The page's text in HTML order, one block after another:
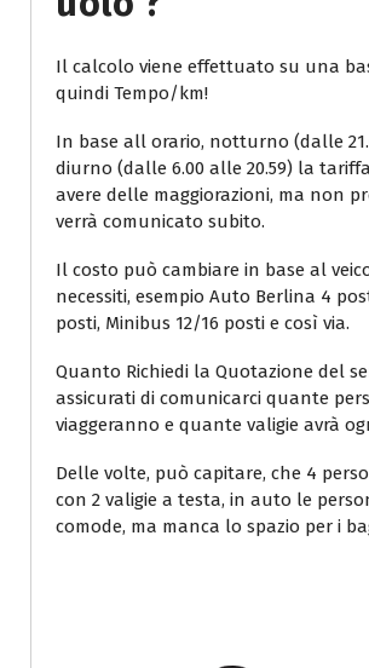
Il calcolo viene effettuato su una
quindi Tempo/km!
In base all orario, notturno (dalle
diurno (dalle 6.00 alle 20.59) la
avere delle maggiorazioni, ma non
verrà comunicato subito.
Il costo può cambiare in base al
necessiti, esempio Auto Berlina 4
posti, Minibus 12/16 posti e così via.
Quanto Richiedi la Quotazione del
assicurati di comunicarci quante
viaggeranno e quante valigie avrà
Delle volte, può capitare, che 4
con 2 valigie a testa, in auto le
comode, ma manca lo spazio per i